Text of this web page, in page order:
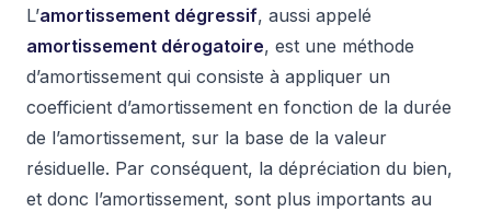
L’amortissement dégressif, aussi appelé
amortissement dérogatoire, est une méthode
d’amortissement qui consiste à appliquer un
coefficient d’amortissement en fonction de la durée
de l’amortissement, sur la base de la valeur
résiduelle. Par conséquent, la dépréciation du bien,
et donc l’amortissement, sont plus importants au